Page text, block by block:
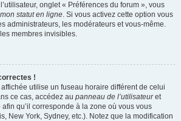
onglet « Préférences du forum », vous
statut en ligne. Si vous activez cette option vous
administrateurs, les modérateurs et vous-même.
membres invisibles.
!
affichée utilise un fuseau horaire différent de celui
ce cas, accédez au panneau de l’utilisateuret
qu’il corresponde à la zone où vous vous
New York, Sydney, etc.). Notez que la modification